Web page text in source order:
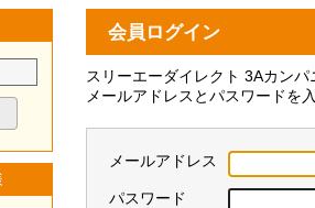
会員ログイン
スリーエーダイレクト 3Aカン
メールアドレスとパスワードを
メールアドレス
パスワード